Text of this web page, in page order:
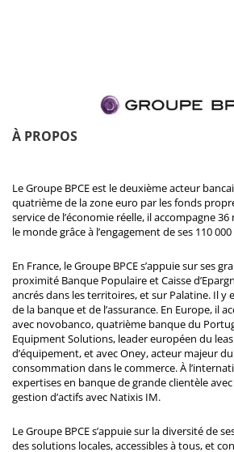
À PROPOS
Le Groupe BPCE est le deuxième acteur
quatrième de la zone euro par les fonds
service de l’économie réelle, il accompagne
le monde grâce à l’engagement de ses 110
En France, le Groupe BPCE s’appuie sur ses
proximité Banque Populaire et Caisse
ancrés dans les territoires, et sur Palatine. Il y
de la banque et de l’assurance. En Europe, il
avec novobanco, quatrième banque du
Equipment Solutions, leader européen du
d’équipement, et avec Oney, acteur majeur
consommation dans le commerce. À
expertises en banque de grande clientèle
gestion d’actifs avec Natixis IM.
Le Groupe BPCE s’appuie sur la diversité de
des solutions locales, accessibles à tous, et